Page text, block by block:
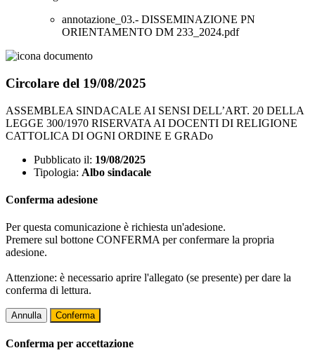
annotazione_03.- DISSEMINAZIONE PN
ORIENTAMENTO DM 233_2024.pdf
Circolare del 19/08/2025
ASSEMBLEA SINDACALE AI SENSI DELL’ART. 20 DELLA
LEGGE 300/1970 RISERVATA AI DOCENTI DI RELIGIONE
CATTOLICA DI OGNI ORDINE E GRADo
Pubblicato il: 19/08/2025
Tipologia: Albo sindacale
Conferma adesione
Per questa comunicazione è richiesta un'adesione.
Premere sul bottone CONFERMA per confermare la propria
adesione.
Attenzione: è necessario aprire l'allegato (se presente) per dare la
conferma di lettura.
Annulla Conferma
Conferma per accettazione